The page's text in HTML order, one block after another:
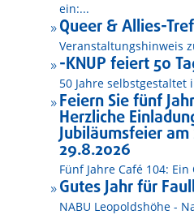
ein:...
9 Queer & Allies-
Veranstaltungshinweis
9 -KNUP feiert 50
50 Jahre selbstgestaltet
9 Feiern Sie fünf
Herzliche
Jubiläumsfeier am
29.8.2026
Fünf Jahre Café 104:
9 Gutes Jahr für
NABU Leopoldshöhe -